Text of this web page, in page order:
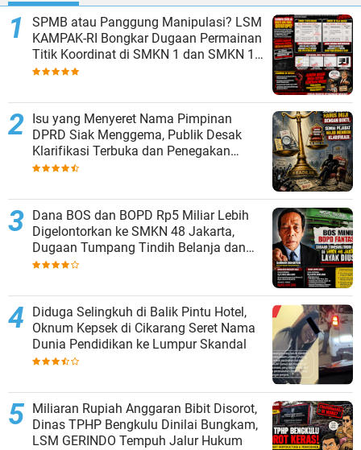
SPMB atau Panggung Manipulasi? LSM
KAMPAK-RI Bongkar Dugaan Permainan
Titik Koordinat di SMKN 1 dan SMKN 15
Kota Bekasi
Isu yang Menyeret Nama Pimpinan
DPRD Siak Menggema, Publik Desak
Klarifikasi Terbuka dan Penegakan
Hukum Bila Ada Bukti
Dana BOS dan BOPD Rp5 Miliar Lebih
Digelontorkan ke SMKN 48 Jakarta,
Dugaan Tumpang Tindih Belanja dan
Selisih Anggaran Memantik Tanda
Diduga Selingkuh di Balik Pintu Hotel,
Oknum Kepsek di Cikarang Seret Nama
Dunia Pendidikan ke Lumpur Skandal
Miliaran Rupiah Anggaran Bibit Disorot,
Dinas TPHP Bengkulu Dinilai Bungkam,
LSM GERINDO Tempuh Jalur Hukum